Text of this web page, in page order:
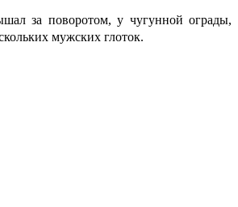
за поворотом, у чугунной ограды,
мужских глоток.